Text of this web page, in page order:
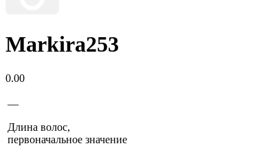
Markira253
0.00
—
Длина волос,
первоначальное значение